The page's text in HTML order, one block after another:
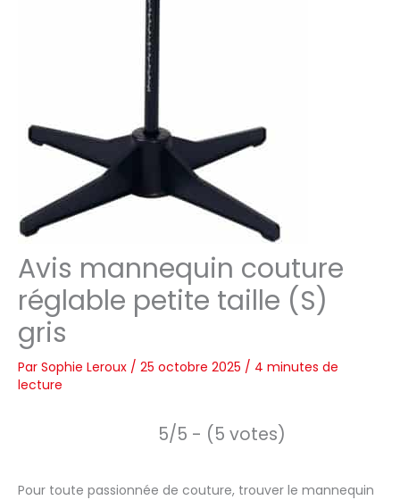
Avis mannequin couture
réglable petite taille (S)
gris
Par Sophie Leroux / 25 octobre 2025 / 4 minutes de
lecture
5/5 - (5 votes)
Pour toute passionnée de couture, trouver le mannequin